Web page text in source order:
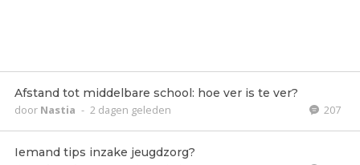
Afstand tot middelbare school: hoe ver is te ver?
door Nastia - 2 dagen geleden 207
Iemand tips inzake jeugdzorg?